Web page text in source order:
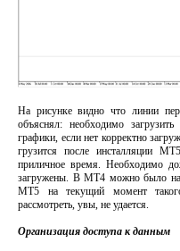
На рисунке видно что линии
объяснял: необходимо
графики, если нет корректно
грузится после инсталляции
приличное время. Необходимо
загружены. В МТ4 можно было
МТ5 на текущий момент
рассмотреть, увы, не удается.
Организация доступа к данным